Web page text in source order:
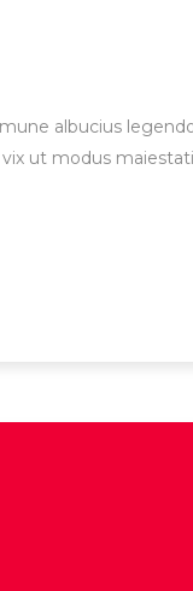
albucius
ut modus